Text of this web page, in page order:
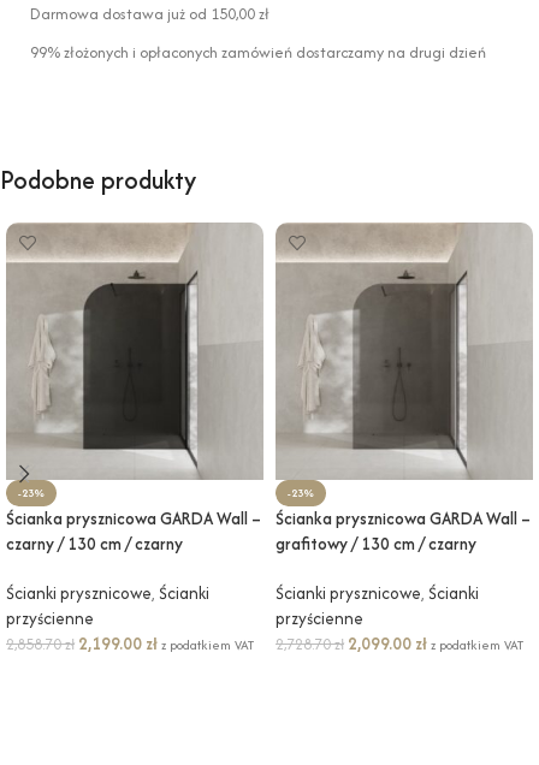
Darmowa dostawa już od 150,00 zł
99% złożonych i opłaconych zamówień dostarczamy na drugi dzień
Podobne produkty
-23%
Ścianka prysznicowa GARDA Wall –
czarny / 130 cm / czarny
Ścianki prysznicowe, Ścianki
przyścienne
2,858.70zł 2,199.00 złz podatkiem VAT
-23%
Ścianka prysznicowa GARDA Wall –
grafitowy / 130 cm / czarny
Ścianki prysznicowe, Ścianki
przyścienne
2,728.70zł 2,099.00 złz podatkiem VAT